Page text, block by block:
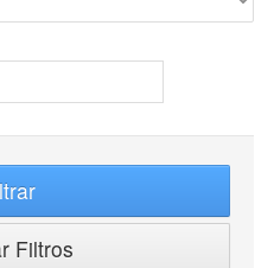
Filtros